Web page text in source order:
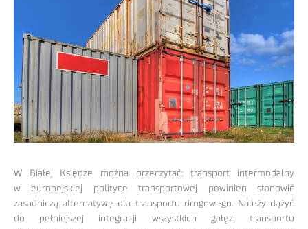
W Białej Księdze można przeczytać: transport intermodalny
w europejskiej polityce transportowej powinien stanowić
zasadniczą alternatywę dla transportu drogowego. Należy dążyć
do pełniejszej integracji wszystkich gałęzi transportu